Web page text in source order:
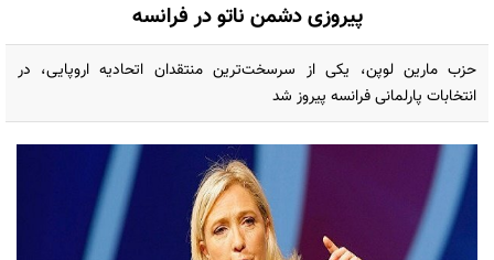
پیروزی دشمن ناتو در فرانسه
حزب مارین لوپن، یکی از سرسخت‌ترین منتقدان اتحادیه اروپایی، در
انتخابات پارلمانی فرانسه پیروز شد